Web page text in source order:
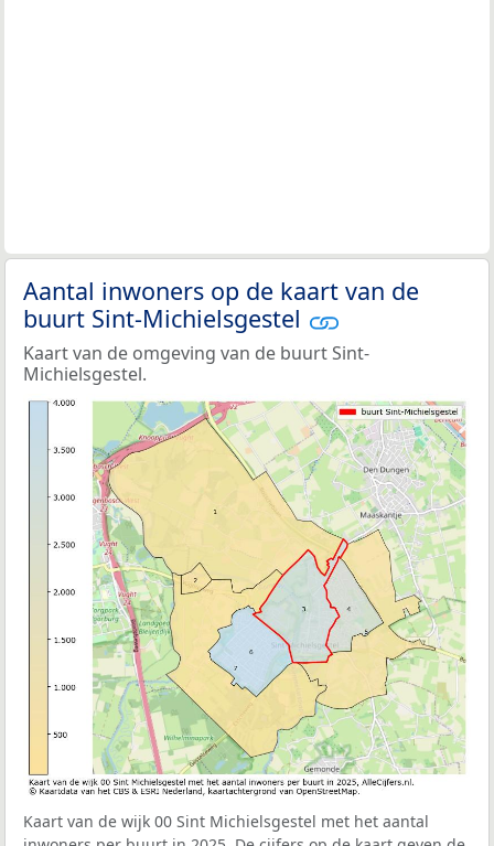
Aantal inwoners op de kaart van de
buurt Sint-Michielsgestel
Kaart van de omgeving van de buurt Sint-
Michielsgestel.
Kaart van de wijk 00 Sint Michielsgestel met het aantal